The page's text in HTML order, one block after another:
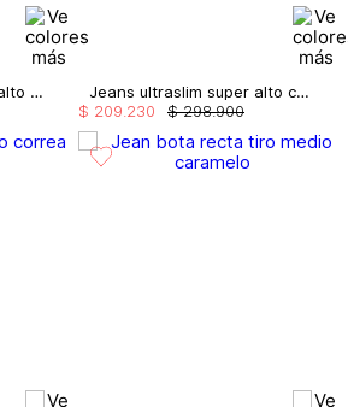
Jean palazo tiro super alto correa
Jeans ultraslim super alto correa
$ 298.900
$ 209 230